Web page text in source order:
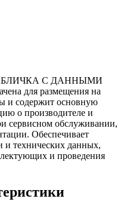
С ДАННЫМИ
для размещения на
и содержит основную
о производителе и
сервисном обслуживании,
Обеспечивает
и технических данных,
и проведения